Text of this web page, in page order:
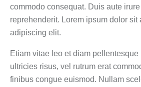
commodo consequat. Duis aute
reprehenderit. Lorem ipsum dolor sit
adipiscing elit.
Etiam vitae leo et diam pellentesque
ultricies risus, vel rutrum erat
finibus congue euismod. Nullam